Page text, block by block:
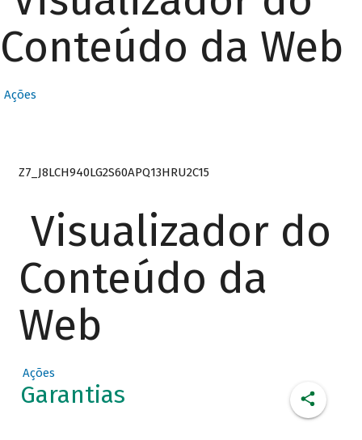
Conteúdo da Web
Ações
Z7_J8LCH940LG2S60APQ13HRU2C15
Visualizador do
Conteúdo da
Web
Ações
Garantias